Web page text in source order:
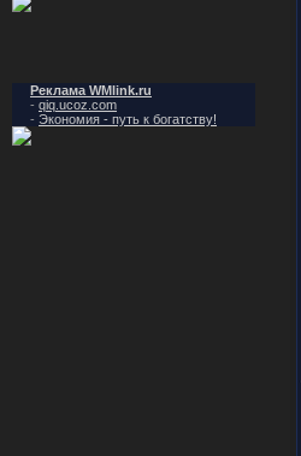
Реклама WMlink.ru
- qiq.ucoz.com
- Экономия - путь к богатству!